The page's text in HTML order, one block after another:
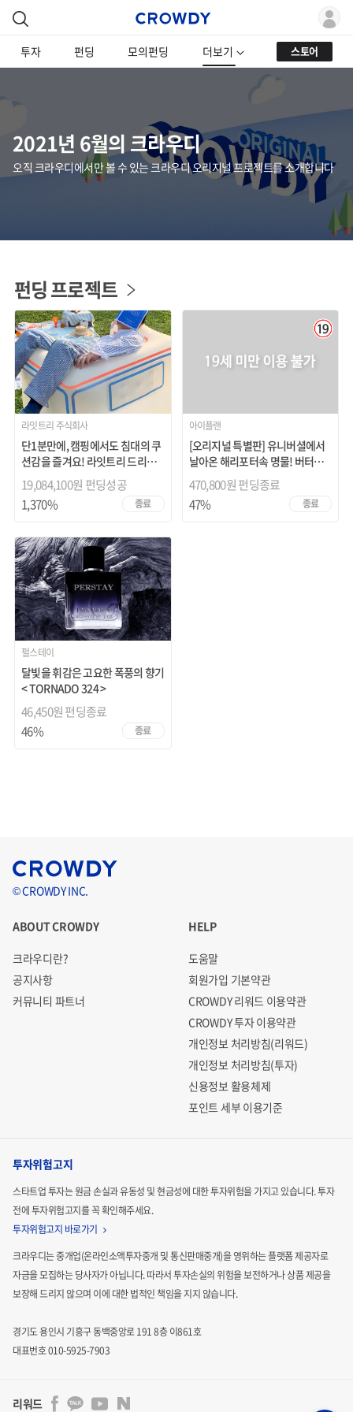
투자 펀딩 모의펀딩 더보기 스토어
2021년 6월의 크라우디
오직 크라우디에서만 볼 수 있는 크라우디 오리지널 프로젝트를 소개합니다
펀딩 프로젝트
라잇트리 주식회사
단1분만에, 캠핑에서도 침대의 쿠
션감을 즐겨요! 라잇트리 드리미
쇼파!
19,084,100원 펀딩성공
종료
1,370%
아이플랜
[오리지널 특별판] 유니버셜에서
날아온 해리포터속 명물! 버터비
어!!
470,800원펀딩종료
종료
47%
펄스테이
달빛을 휘감은 고요한 폭풍의 향기
< TORNADO 324 >
46,450원펀딩종료
종료
46%
© CROWDY INC.
ABOUT CROWDY
크라우디란?
공지사항
커뮤니티 파트너
HELP
도움말
회원가입 기본약관
CROWDY 리워드 이용약관
CROWDY 투자 이용약관
개인정보 처리방침(리워드)
개인정보 처리방침(투자)
신용정보 활용체제
포인트 세부 이용기준
투자위험고지
스타트업 투자는 원금 손실과 유동성 및 현금성에 대한 투자위험을 가지고 있습니다.투자
전에 투자위험고지를 꼭 확인해주세요.
투자위험고지 바로가기
크라우디는 중개업(온라인소액투자중개 및 통신판매중개)을 영위하는 플랫폼 제공자로
자금을 모집하는당사자가 아닙니다. 따라서 투자손실의 위험을 보전하거나 상품 제공을
보장해 드리지 않으며 이에 대한 법적인 책임을 지지 않습니다.
경기도 용인시 기흥구 동백중앙로 191 8층 이861호
대표번호 010-5925-7903
리워드